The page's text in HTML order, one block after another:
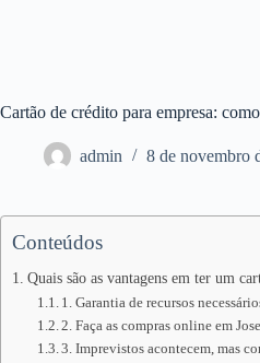
Cartão de crédito para empresa:
admin 8 de novembro
Conteúdos
Quais são as vantagens em ter um
1. Garantia de recursos
2. Faça as compras online em
3. Imprevistos acontecem, mas